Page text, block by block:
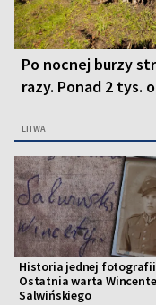
Po nocnej burzy
razy. Ponad 2 tys.
LITWA
Historia jednej
Ostatnia warta
Salwińskiego